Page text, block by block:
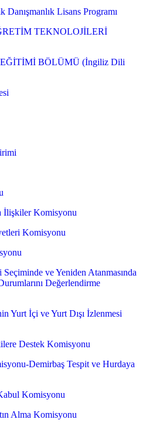
Lisans Programı
TEKNOLOJİLERİ
BÖLÜMÜ (İngiliz Dili
İlişkiler Komisyonu
Komisyonu
ve Yeniden Atanmasında
Değerlendirme
Yurt İçi ve Yurt Dışı İzlenmesi
Destek Komisyonu
Demirbaş Tespit ve Hurdaya
Komisyonu
Alma Komisyonu